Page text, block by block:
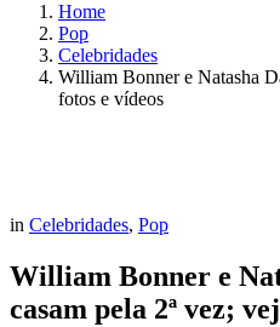
Home
Pop
Celebridades
William Bonner e Natasha
fotos e vídeos
in Celebridades, Pop
William Bonner e
casam pela 2ª vez;